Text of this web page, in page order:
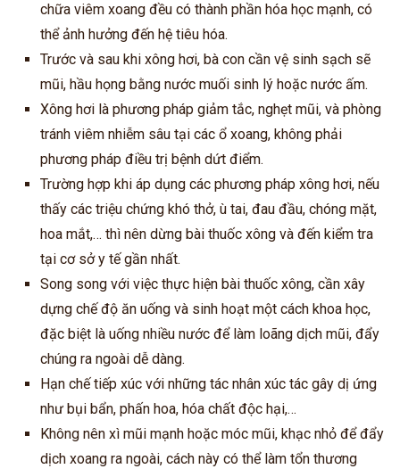
chữa viêm xoang đều có thành phần hóa học mạnh, có
thể ảnh hưởng đến hệ tiêu hóa.
Trước và sau khi xông hơi, bà con cần vệ sinh sạch sẽ
mũi, hầu họng bằng nước muối sinh lý hoặc nước ấm.
Xông hơi là phương pháp giảm tắc, nghẹt mũi, và phòng
tránh viêm nhiễm sâu tại các ổ xoang, không phải
phương pháp điều trị bệnh dứt điểm.
Trường hợp khi áp dụng các phương pháp xông hơi, nếu
thấy các triệu chứng khó thở, ù tai, đau đầu, chóng mặt,
hoa mắt,… thì nên dừng bài thuốc xông và đến kiểm tra
tại cơ sở y tế gần nhất.
Song song với việc thực hiện bài thuốc xông, cần xây
dựng chế độ ăn uống và sinh hoạt một cách khoa học,
đặc biệt là uống nhiều nước để làm loãng dịch mũi, đẩy
chúng ra ngoài dễ dàng.
Hạn chế tiếp xúc với những tác nhân xúc tác gây dị ứng
như bụi bẩn, phấn hoa, hóa chất độc hại,…
Không nên xì mũi mạnh hoặc móc mũi, khạc nhỏ để đẩy
dịch xoang ra ngoài, cách này có thể làm tổn thương